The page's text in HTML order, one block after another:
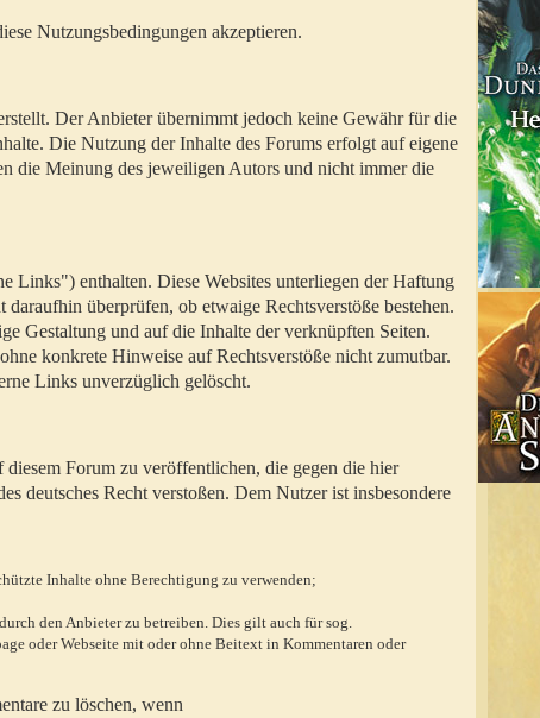
Nutzungsbedingungen akzeptieren.
Der Anbieter übernimmt jedoch keine Gewähr für die
Die Nutzung der Inhalte des Forums erfolgt auf eigene
die Meinung des jeweiligen Autors und nicht immer die
Links") enthalten. Diese Websites unterliegen der Haftung
überprüfen, ob etwaige Rechtsverstöße bestehen.
Gestaltung und auf die Inhalte der verknüpften Seiten.
konkrete Hinweise auf Rechtsverstöße nicht zumutbar.
Links unverzüglich gelöscht.
Forum zu veröffentlichen, die gegen die hier
deutsches Recht verstoßen. Dem Nutzer ist insbesondere
Inhalte ohne Berechtigung zu verwenden;
den Anbieter zu betreiben. Dies gilt auch für sog.
oder Webseite mit oder ohne Beitext in Kommentaren oder
zu löschen, wenn